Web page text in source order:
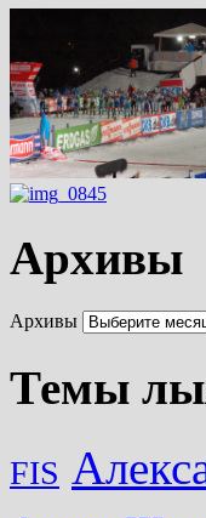
Архивы
Архивы
Темы
FIS